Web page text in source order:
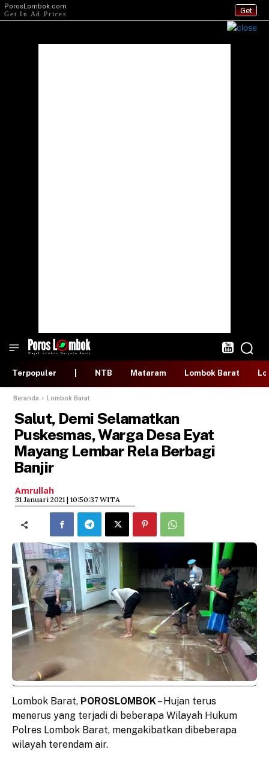
Get
PorosLombok.com
Get In Ad Prices
Terpopuler NTB Mataram Lombok Barat
Beranda Lombok Barat
Salut, Demi Selamatkan
Puskesmas, Warga Desa Eyat
Mayang Lembar Rela Berbagi
Banjir
Amrullah
​31 Januari 2021 | 10:50:37 WITA
Lombok Barat, POROSLOMBOK– Hujan terus
menerus yang terjadi di beberapa Wilayah Hukum
Polres Lombok Barat, mengakibatkan dibeberapa
wilayah terendam air.